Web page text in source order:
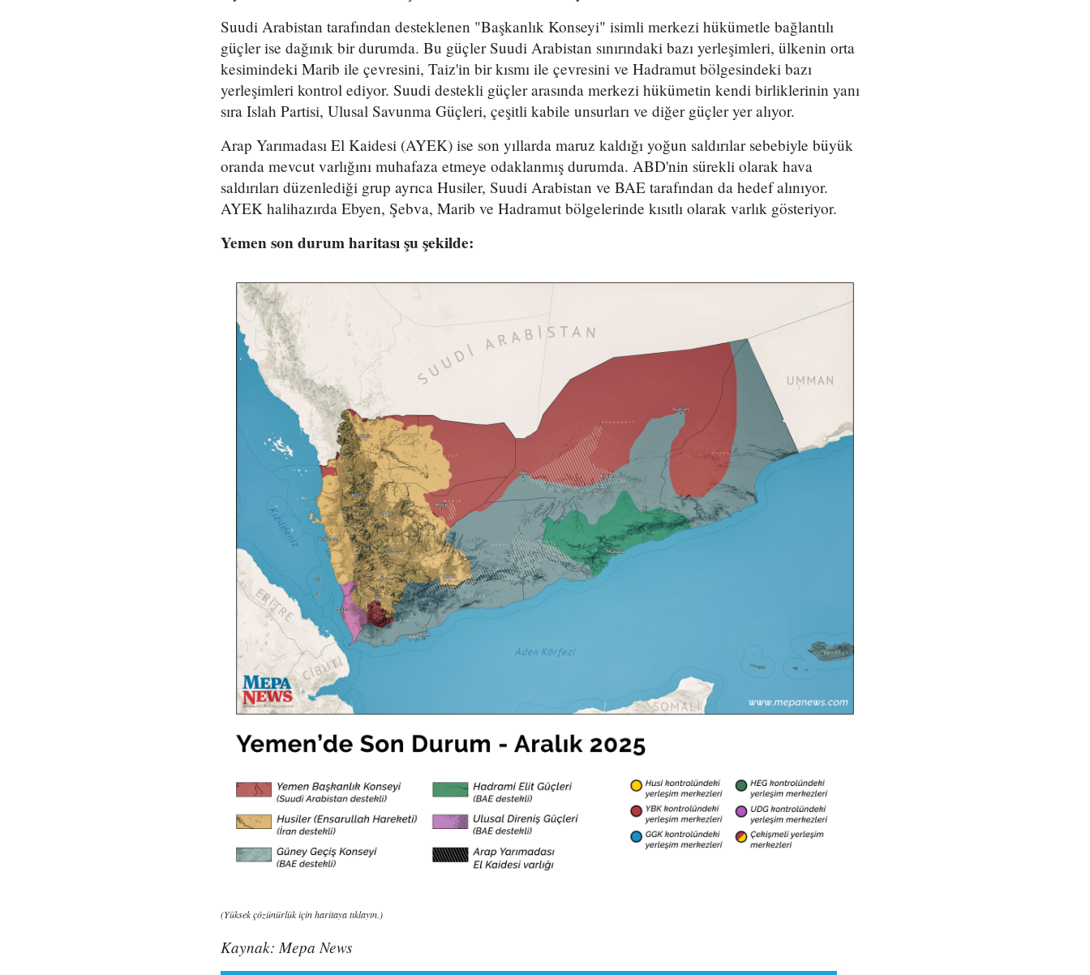
Suudi Arabistan tarafından desteklenen "Başkanlık Konseyi" isimli merkezi hükümetle bağlantılı
güçler ise dağınık bir durumda. Bu güçler Suudi Arabistan sınırındaki bazı yerleşimleri, ülkenin orta
kesimindeki Marib ile çevresini, Taiz'in bir kısmı ile çevresini ve Hadramut bölgesindeki bazı
yerleşimleri kontrol ediyor. Suudi destekli güçler arasında merkezi hükümetin kendi birliklerinin yanı
sıra Islah Partisi, Ulusal Savunma Güçleri, çeşitli kabile unsurları ve diğer güçler yer alıyor.
Arap Yarımadası El Kaidesi (AYEK) ise son yıllarda maruz kaldığı yoğun saldırılar sebebiyle büyük
oranda mevcut varlığını muhafaza etmeye odaklanmış durumda. ABD'nin sürekli olarak hava
saldırıları düzenlediği grup ayrıca Husiler, Suudi Arabistan ve BAE tarafından da hedef alınıyor.
AYEK halihazırda Ebyen, Şebva, Marib ve Hadramut bölgelerinde kısıtlı olarak varlık gösteriyor.
Yemen son durum haritası şu şekilde:
(Yüksek çözünürlük için haritaya tıklayın.)
Kaynak: Mepa News